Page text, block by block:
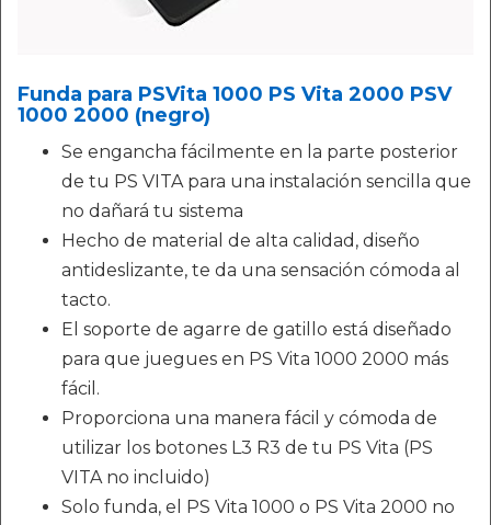
Funda para PSVita 1000 PS Vita 2000 PSV
1000 2000 (negro)
Se engancha fácilmente en la parte posterior
de tu PS VITA para una instalación sencilla que
no dañará tu sistema
Hecho de material de alta calidad, diseño
antideslizante, te da una sensación cómoda al
tacto.
El soporte de agarre de gatillo está diseñado
para que juegues en PS Vita 1000 2000 más
fácil.
Proporciona una manera fácil y cómoda de
utilizar los botones L3 R3 de tu PS Vita (PS
VITA no incluido)
Solo funda, el PS Vita 1000 o PS Vita 2000 no